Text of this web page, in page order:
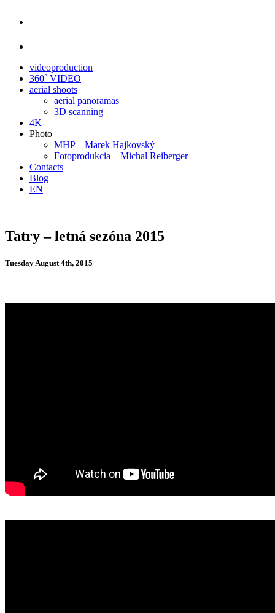
videoproduction
360˚ VIDEO
aerial shoots
aerial panoramas
3D scanning
4K
Photo
MHP – Marek Hajkovský
Fotoprodukcia – Michal Reiberger
Contacts
Blog
EN
Tatry – letná sezóna 2015
Tuesday August 4th, 2015